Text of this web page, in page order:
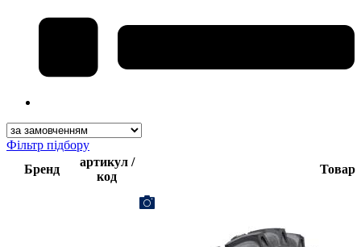
Фільтр підбору
Бренд
артикул /
код
Товар